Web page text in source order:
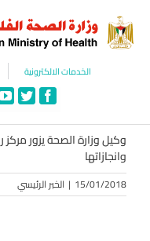
content
الخدمات الالكترونية
Facebook
وكيل وزارة الصحة يزور مركز
وانجازاتها
15/01/2018
| الخبر الرئيسي